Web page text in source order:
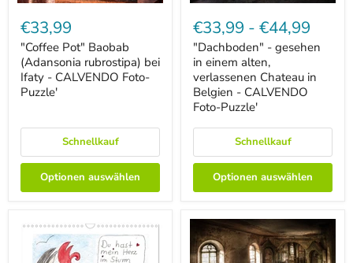
Pot"
Baobab
(Adansonia
rubrostipa)
bei
Ifaty
€33,99
"Coffee Pot" Baobab
(Adansonia rubrostipa) bei
Ifaty - CALVENDO Foto-
Puzzle'
Schnellkauf
Optionen auswählen
gesehen
in
einem
alten,
verlassenen
Chateau
in
CALVENDO
Foto-
Puzzle'
€33,99 - €44,99
"Dachboden" - gesehen
in einem alten,
verlassenen Chateau in
Belgien - CALVENDO
Foto-Puzzle'
Schnellkauf
Optionen auswählen